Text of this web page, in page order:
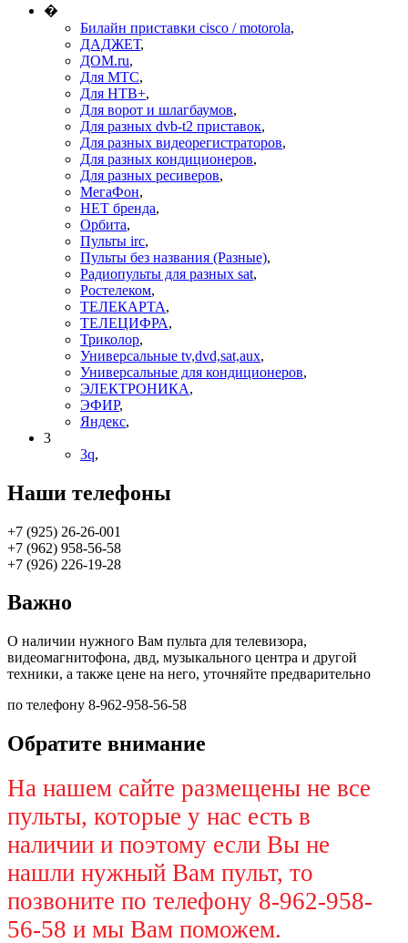
�
Билайн приставки cisco / motorola,
ДАДЖЕТ,
ДОМ.ru,
Для МТС,
Для НТВ+,
Для ворот и шлагбаумов,
Для разных dvb-t2 приставок,
Для разных видеорегистраторов,
Для разных кондиционеров,
Для разных ресиверов,
МегаФон,
НЕТ бренда,
Орбита,
Пульты irc,
Пульты без названия (Разные),
Радиопульты для разных sat,
Ростелеком,
ТЕЛЕКАРТА,
ТЕЛЕЦИФРА,
Триколор,
Универсальные tv,dvd,sat,aux,
Универсальные для кондиционеров,
ЭЛЕКТРОНИКА,
ЭФИР,
Яндекс,
3
3q,
Наши телефоны
+7 (925) 26-26-001
+7 (962) 958-56-58
+7 (926) 226-19-28
Важно
О наличии нужного Вам пульта для телевизора,
видеомагнитофона, двд, музыкального центра и другой
техники, а также цене на него, уточняйте предварительно
по телефону 8-962-958-56-58
Обратите внимание
На нашем сайте размещены не все
пульты, которые у нас есть в
наличии и поэтому если Вы не
нашли нужный Вам пульт, то
позвоните по телефону 8-962-958-
56-58 и мы Вам поможем.